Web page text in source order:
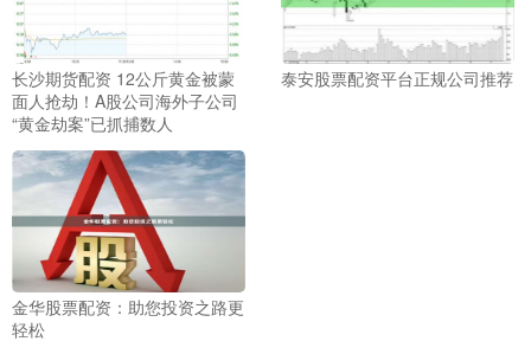
长沙期货配资 12公斤黄金被蒙
面人抢劫！A股公司海外子公司
“黄金劫案”已抓捕数人
泰安股票配资平台正规公司推荐
金华股票配资：助您投资之路更
轻松